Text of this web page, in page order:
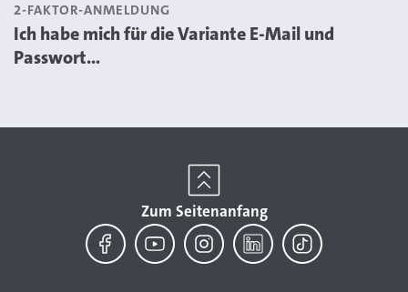
2-FAKTOR-ANMELDUNG
Ich habe mich für die Variante E-Mail und
Passwort...
Zum Seitenanfang